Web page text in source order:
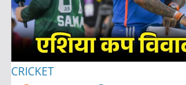
CRICKET